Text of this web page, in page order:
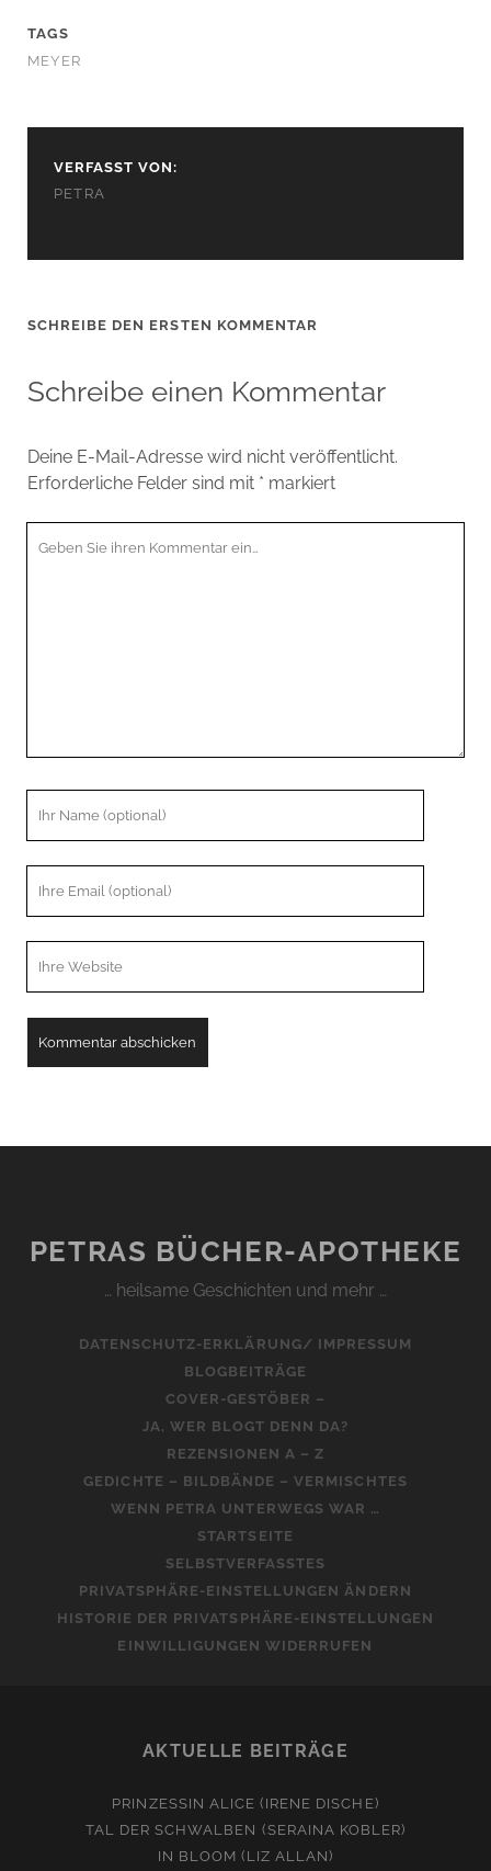
TAGS
MEYER
VERFASST VON:
PETRA
SCHREIBE DEN ERSTEN KOMMENTAR
Schreibe einen Kommentar
Deine E-Mail-Adresse wird nicht veröffentlicht.
Erforderliche Felder sind mit * markiert
PETRAS BÜCHER-APOTHEKE
… heilsame Geschichten und mehr …
DATENSCHUTZ-ERKLÄRUNG/ IMPRESSUM
BLOGBEITRÄGE
COVER-GESTÖBER –
JA, WER BLOGT DENN DA?
REZENSIONEN A – Z
GEDICHTE – BILDBÄNDE – VERMISCHTES
WENN PETRA UNTERWEGS WAR …
STARTSEITE
SELBSTVERFASSTES
PRIVATSPHÄRE-EINSTELLUNGEN ÄNDERN
HISTORIE DER PRIVATSPHÄRE-EINSTELLUNGEN
EINWILLIGUNGEN WIDERRUFEN
AKTUELLE BEITRÄGE
PRINZESSIN ALICE (IRENE DISCHE)
TAL DER SCHWALBEN (SERAINA KOBLER)
IN BLOOM (LIZ ALLAN)